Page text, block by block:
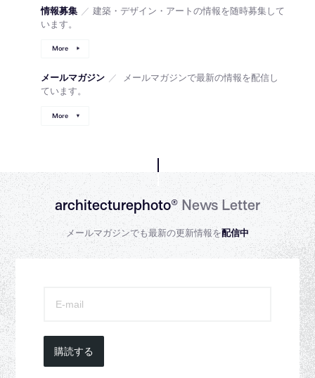
情報募集 ／ 建築・デザイン・アートの情報を随時募集して
います。
More
メールマガジン ／
メールマガジンで最新の情報を配信し
ています。
More
architecturephoto®News Letter
メールマガジンでも最新の更新情報を配信中
購読する